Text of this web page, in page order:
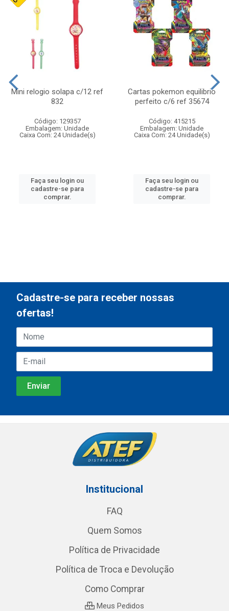
Mini relogio solapa c/12 ref
832
Código: 129357
Embalagem: Unidade
Caixa Com: 24 Unidade(s)
Faça seu login ou
cadastre-se para
comprar.
Cartas pokemon equilibrio
perfeito c/6 ref 35674
Código: 415215
Embalagem: Unidade
Caixa Com: 24 Unidade(s)
Faça seu login ou
cadastre-se para
comprar.
Cadastre-se para receber nossas
ofertas!
Institucional
FAQ
Quem Somos
Política de Privacidade
Política de Troca e Devolução
Como Comprar
Meus Pedidos